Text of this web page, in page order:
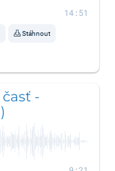
14:51
Stáhnout
-